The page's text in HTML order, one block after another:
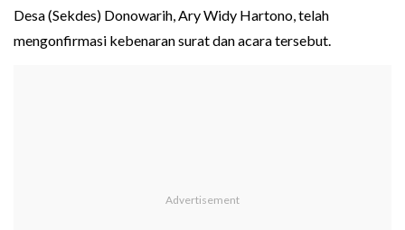
Desa (Sekdes) Donowarih, Ary Widy Hartono, telah
mengonfirmasi kebenaran surat dan acara tersebut.